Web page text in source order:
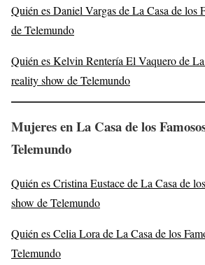
Quién es Daniel Vargas de La Casa de los
de Telemundo
Quién es Kelvin Rentería El Vaquero de La
reality show de Telemundo
Mujeres en La Casa de los
Telemundo
Quién es Cristina Eustace de La Casa de
show de Telemundo
Quién es Celia Lora de La Casa de los
Telemundo